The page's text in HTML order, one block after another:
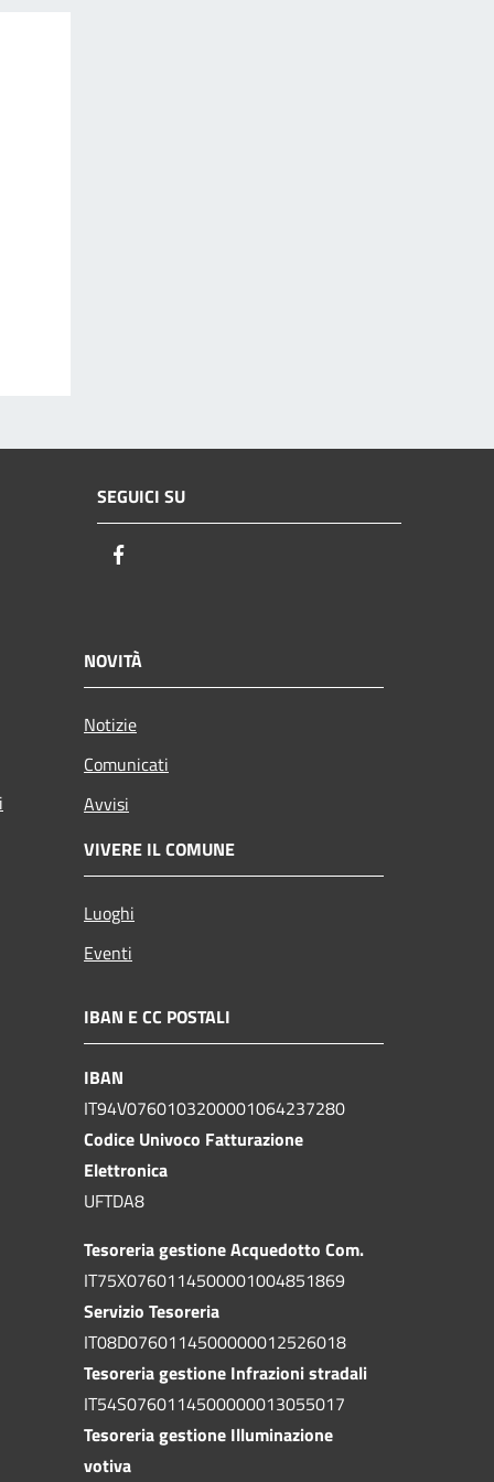
SEGUICI SU
NOVITÀ
Notizie
Comunicati
Avvisi
VIVERE IL COMUNE
Luoghi
Eventi
IBAN E CC POSTALI
IBAN
IT94V0760103200001064237280
Codice Univoco Fatturazione
Elettronica
UFTDA8
Tesoreria gestione Acquedotto Com.
IT75X0760114500001004851869
Servizio Tesoreria
IT08D0760114500000012526018
Tesoreria gestione Infrazioni stradali
IT54S0760114500000013055017
Tesoreria gestione Illuminazione
votiva